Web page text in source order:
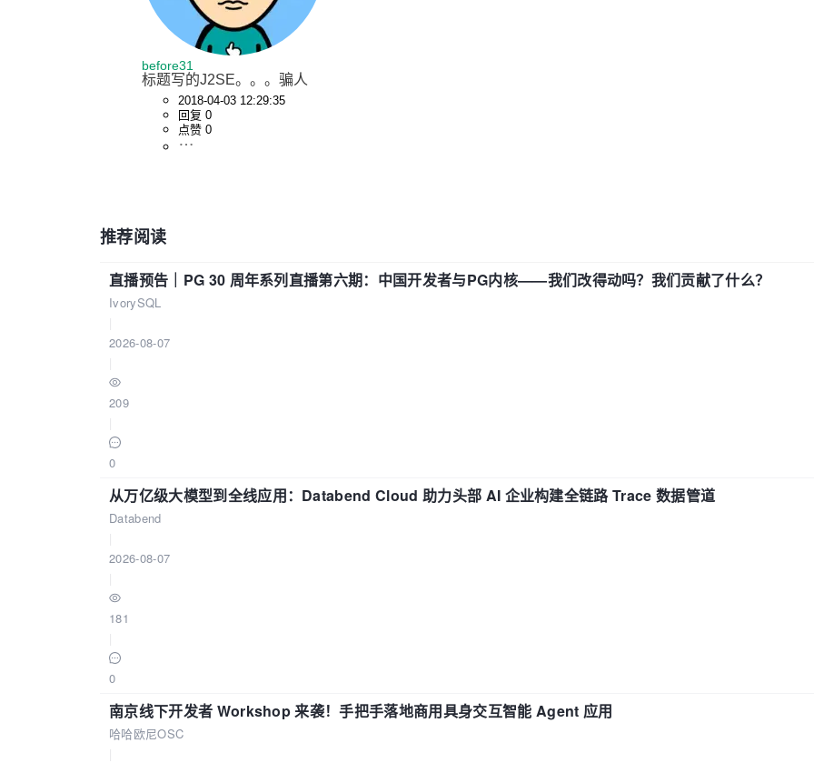
before31
标题写的J2SE。。。骗人
2018-04-03 12:29:35
回复 0
点赞 0
推荐阅读
直播预告｜PG 30 周年系列直播第六期：中国开发者与PG内核——我们改得动吗？我们贡献了什么？
IvorySQL
2026-08-07
209
0
从万亿级大模型到全线应用：Databend Cloud 助力头部 AI 企业构建全链路 Trace 数据管道
Databend
2026-08-07
181
0
南京线下开发者 Workshop 来袭！手把手落地商用具身交互智能 Agent 应用
哈哈欧尼OSC